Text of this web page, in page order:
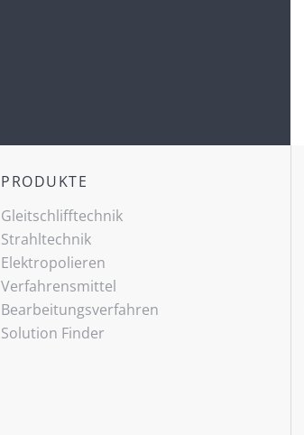
PRODUKTE
Gleitschlifftechnik
Strahltechnik
Elektropolieren
Verfahrensmittel
Bearbeitungsverfahren
Solution Finder